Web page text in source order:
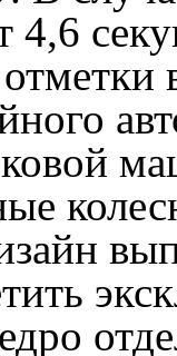
4,6